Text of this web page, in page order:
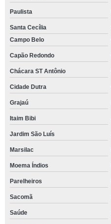
Paulista
Santa Cecília
Campo Belo
Capão Redondo
Chácara ST Antônio
Cidade Dutra
Grajaú
Itaim Bibi
Jardim São Luís
Marsilac
Moema Índios
Parelheiros
Sacomã
Saúde